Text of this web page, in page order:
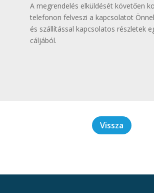
A megrendelés elküldését követően
telefonon felveszi a kapcsolatot
és szállítással kapcsolatos részletek
cáljából.
Vissza